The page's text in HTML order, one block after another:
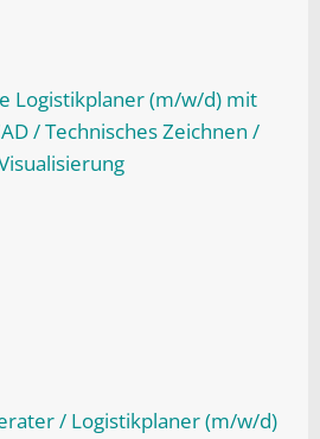
Logistikplaner (m/w/d) mit
/ Technisches Zeichnen /
/ Logistikplaner (m/w/d)